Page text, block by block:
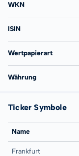
WKN
ISIN
Wertpapierart
Währung
Ticker Symbole
Name
Frankfurt